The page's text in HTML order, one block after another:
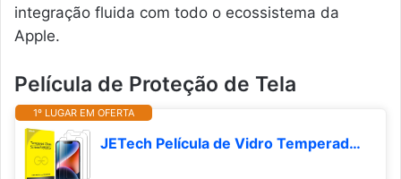
integração fluida com todo o ecossistema da
Apple.
Película de Proteção de Tela
1º LUGAR EM OFERTA
JETech Película de Vidro Temperado para iPhone 17e (2026) / iPhone 16e / iPhone 14, Protetor de Tela, HD Transparente, Tela 6,1 Polegadas, Pacote com 3